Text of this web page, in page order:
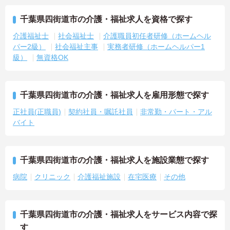
千葉県四街道市の介護・福祉求人を資格で探す
介護福祉士 社会福祉士
介護職員初任者研修（ホームヘル
パー2級）
社会福祉主事
実務者研修（ホームヘルパー1
級）
無資格OK
千葉県四街道市の介護・福祉求人を雇用形態で探す
正社員(正職員) 契約社員・嘱託社員
非常勤・パート・アル
バイト
千葉県四街道市の介護・福祉求人を施設業態で探す
病院 クリニック 介護福祉施設 在宅医療 その他
千葉県四街道市の介護・福祉求人をサービス内容で探
す